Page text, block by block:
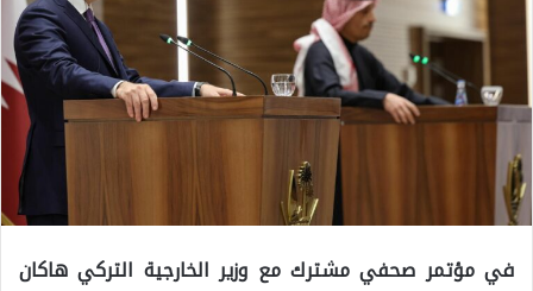
في مؤتمر صحفي مشترك مع وزير الخارجية التركي هاكان